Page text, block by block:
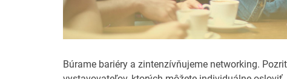
Búrame bariéry a zintenzívňujeme networking.